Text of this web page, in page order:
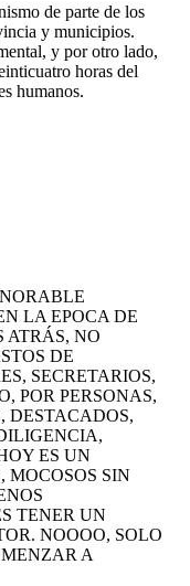
de parte de los
y municipios.
y por otro lado,
horas del
humanos.
LA EPOCA DE
ATRÁS, NO
DE
SECRETARIOS,
POR PERSONAS,
DESTACADOS,
ES UN
MOCOSOS SIN
TENER UN
NOOOO, SOLO
A